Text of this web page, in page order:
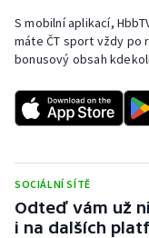
Short track
Sportovní střelba
Triatlon
Veslování
S mobilní aplikací,
máte ČT sport vždy po
bonusový obsah
SOCIÁLNÍ SÍTĚ
Odteď vám už
i na dalších